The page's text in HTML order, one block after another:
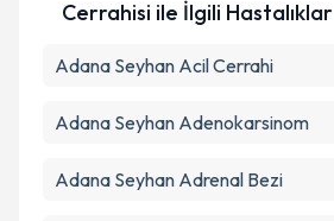
Cerrahisi ile İlgili Hastalıklar
Adana Seyhan Acil Cerrahi
Adana Seyhan Adenokarsinom
Adana Seyhan Adrenal Bezi